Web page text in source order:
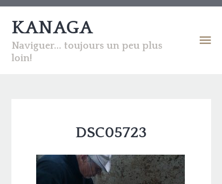
KANAGA
Naviguer... toujours un peu plus
loin!
DSC05723